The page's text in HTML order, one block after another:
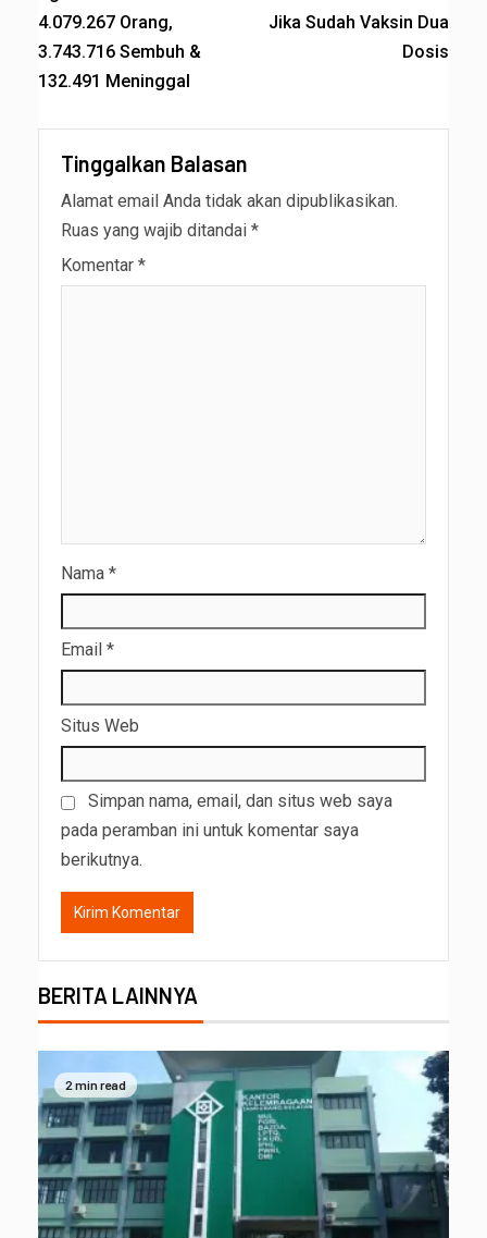
4.079.267 Orang,
3.743.716 Sembuh &
132.491 Meninggal
Jika Sudah Vaksin Dua
Dosis
Tinggalkan Balasan
Alamat email Anda tidak akan dipublikasikan.
Ruas yang wajib ditandai *
Komentar *
Nama *
Email *
Situs Web
Simpan nama, email, dan situs web saya
pada peramban ini untuk komentar saya
berikutnya.
BERITA LAINNYA
2 min read